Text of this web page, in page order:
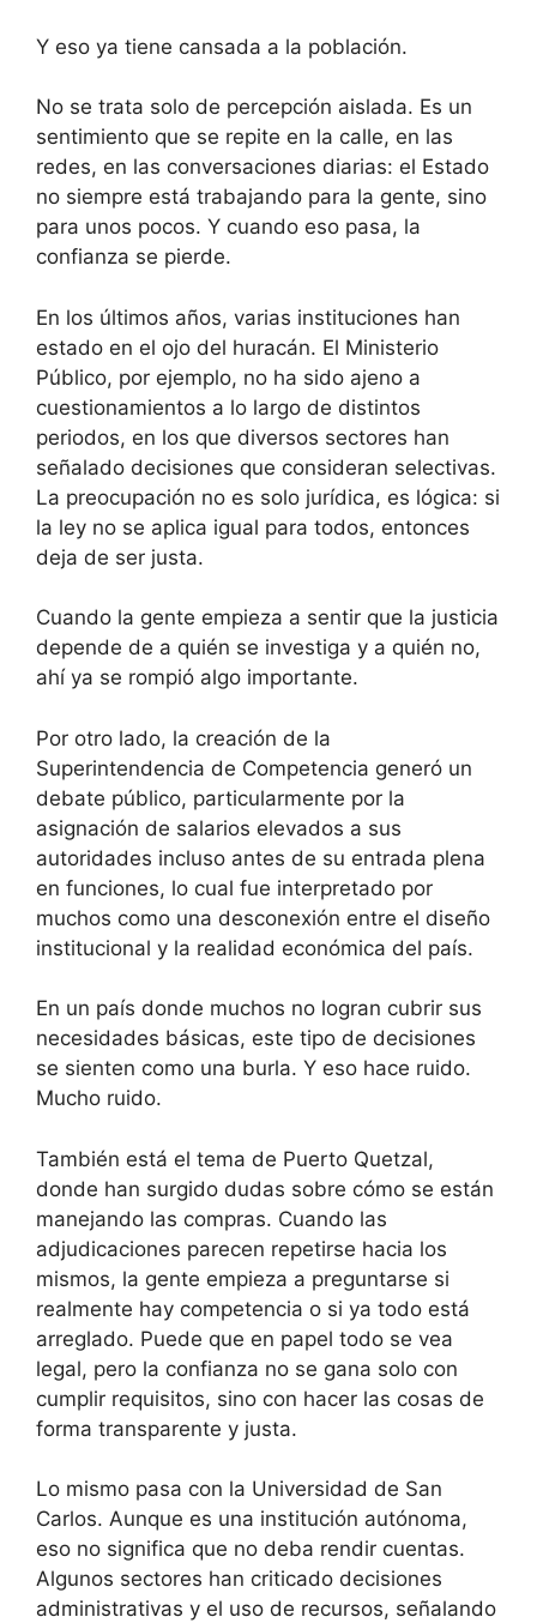
Y eso ya tiene cansada a la población.
No se trata solo de percepción aislada. Es un
sentimiento que se repite en la calle, en las
redes, en las conversaciones diarias: el Estado
no siempre está trabajando para la gente, sino
para unos pocos. Y cuando eso pasa, la
confianza se pierde.
En los últimos años, varias instituciones han
estado en el ojo del huracán. El Ministerio
Público, por ejemplo, no ha sido ajeno a
cuestionamientos a lo largo de distintos
periodos, en los que diversos sectores han
señalado decisiones que consideran selectivas.
La preocupación no es solo jurídica, es lógica: si
la ley no se aplica igual para todos, entonces
deja de ser justa.
Cuando la gente empieza a sentir que la justicia
depende de a quién se investiga y a quién no,
ahí ya se rompió algo importante.
Por otro lado, la creación de la
Superintendencia de Competencia generó un
debate público, particularmente por la
asignación de salarios elevados a sus
autoridades incluso antes de su entrada plena
en funciones, lo cual fue interpretado por
muchos como una desconexión entre el diseño
institucional y la realidad económica del país.
En un país donde muchos no logran cubrir sus
necesidades básicas, este tipo de decisiones
se sienten como una burla. Y eso hace ruido.
Mucho ruido.
También está el tema de Puerto Quetzal,
donde han surgido dudas sobre cómo se están
manejando las compras. Cuando las
adjudicaciones parecen repetirse hacia los
mismos, la gente empieza a preguntarse si
realmente hay competencia o si ya todo está
arreglado. Puede que en papel todo se vea
legal, pero la confianza no se gana solo con
cumplir requisitos, sino con hacer las cosas de
forma transparente y justa.
Lo mismo pasa con la Universidad de San
Carlos. Aunque es una institución autónoma,
eso no significa que no deba rendir cuentas.
Algunos sectores han criticado decisiones
administrativas y el uso de recursos, señalando